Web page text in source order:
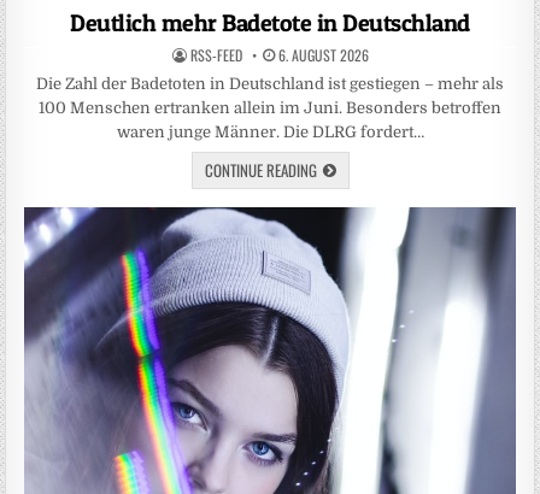
in
Deutlich mehr Badetote in Deutschland
RSS-FEED 6. AUGUST 2026
Die Zahl der Badetoten in Deutschland ist gestiegen – mehr als
100 Menschen ertranken allein im Juni. Besonders betroffen
waren junge Männer. Die DLRG fordert…
CONTINUE READING